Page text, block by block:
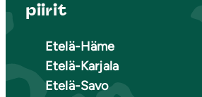
piirit
Etelä-Häme
Etelä-Karjala
Etelä-Savo